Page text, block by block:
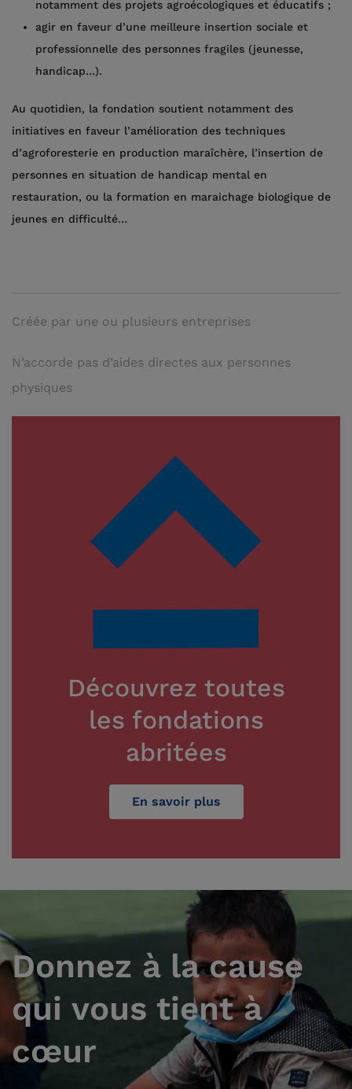
notamment des projets agroécologiques et éducatifs ;
agir en faveur d’une meilleure insertion sociale et
professionnelle des personnes fragiles (jeunesse,
handicap…).
Au quotidien, la fondation soutient notamment des
initiatives en faveur l’amélioration des techniques
d’agroforesterie en production maraîchère, l’insertion de
personnes en situation de handicap mental en
restauration, ou la formation en maraichage biologique de
jeunes en difficulté…
Créée par une ou plusieurs entreprises
N’accorde pas d’aides directes aux personnes
physiques
Découvrez toutes
les fondations
abritées
En savoir plus
Donnez à la cause
qui vous tient à
cœur